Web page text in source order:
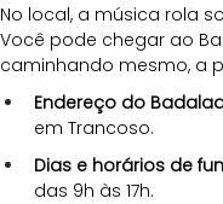
No local, a música rola
Você pode chegar ao
caminhando mesmo, a
Endereço do
em Trancoso.
Dias e horários de
das 9h às 17h.